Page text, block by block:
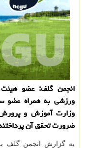
انجمن گلف: عضو
ورزشی به همراه عضو
وزارت آموزش و
ضرورت تحقق آن
به گزارش انجمن گلف